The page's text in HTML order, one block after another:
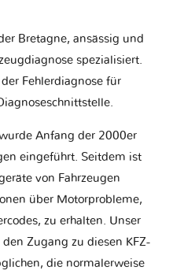
Bretagne, ansässig und
spezialisiert.
Fehlerdiagnose für
Anfang der 2000er
eingeführt. Seitdem ist
von Fahrzeugen
über Motorprobleme,
zu erhalten. Unser
Zugang zu diesen KFZ-
die normalerweise